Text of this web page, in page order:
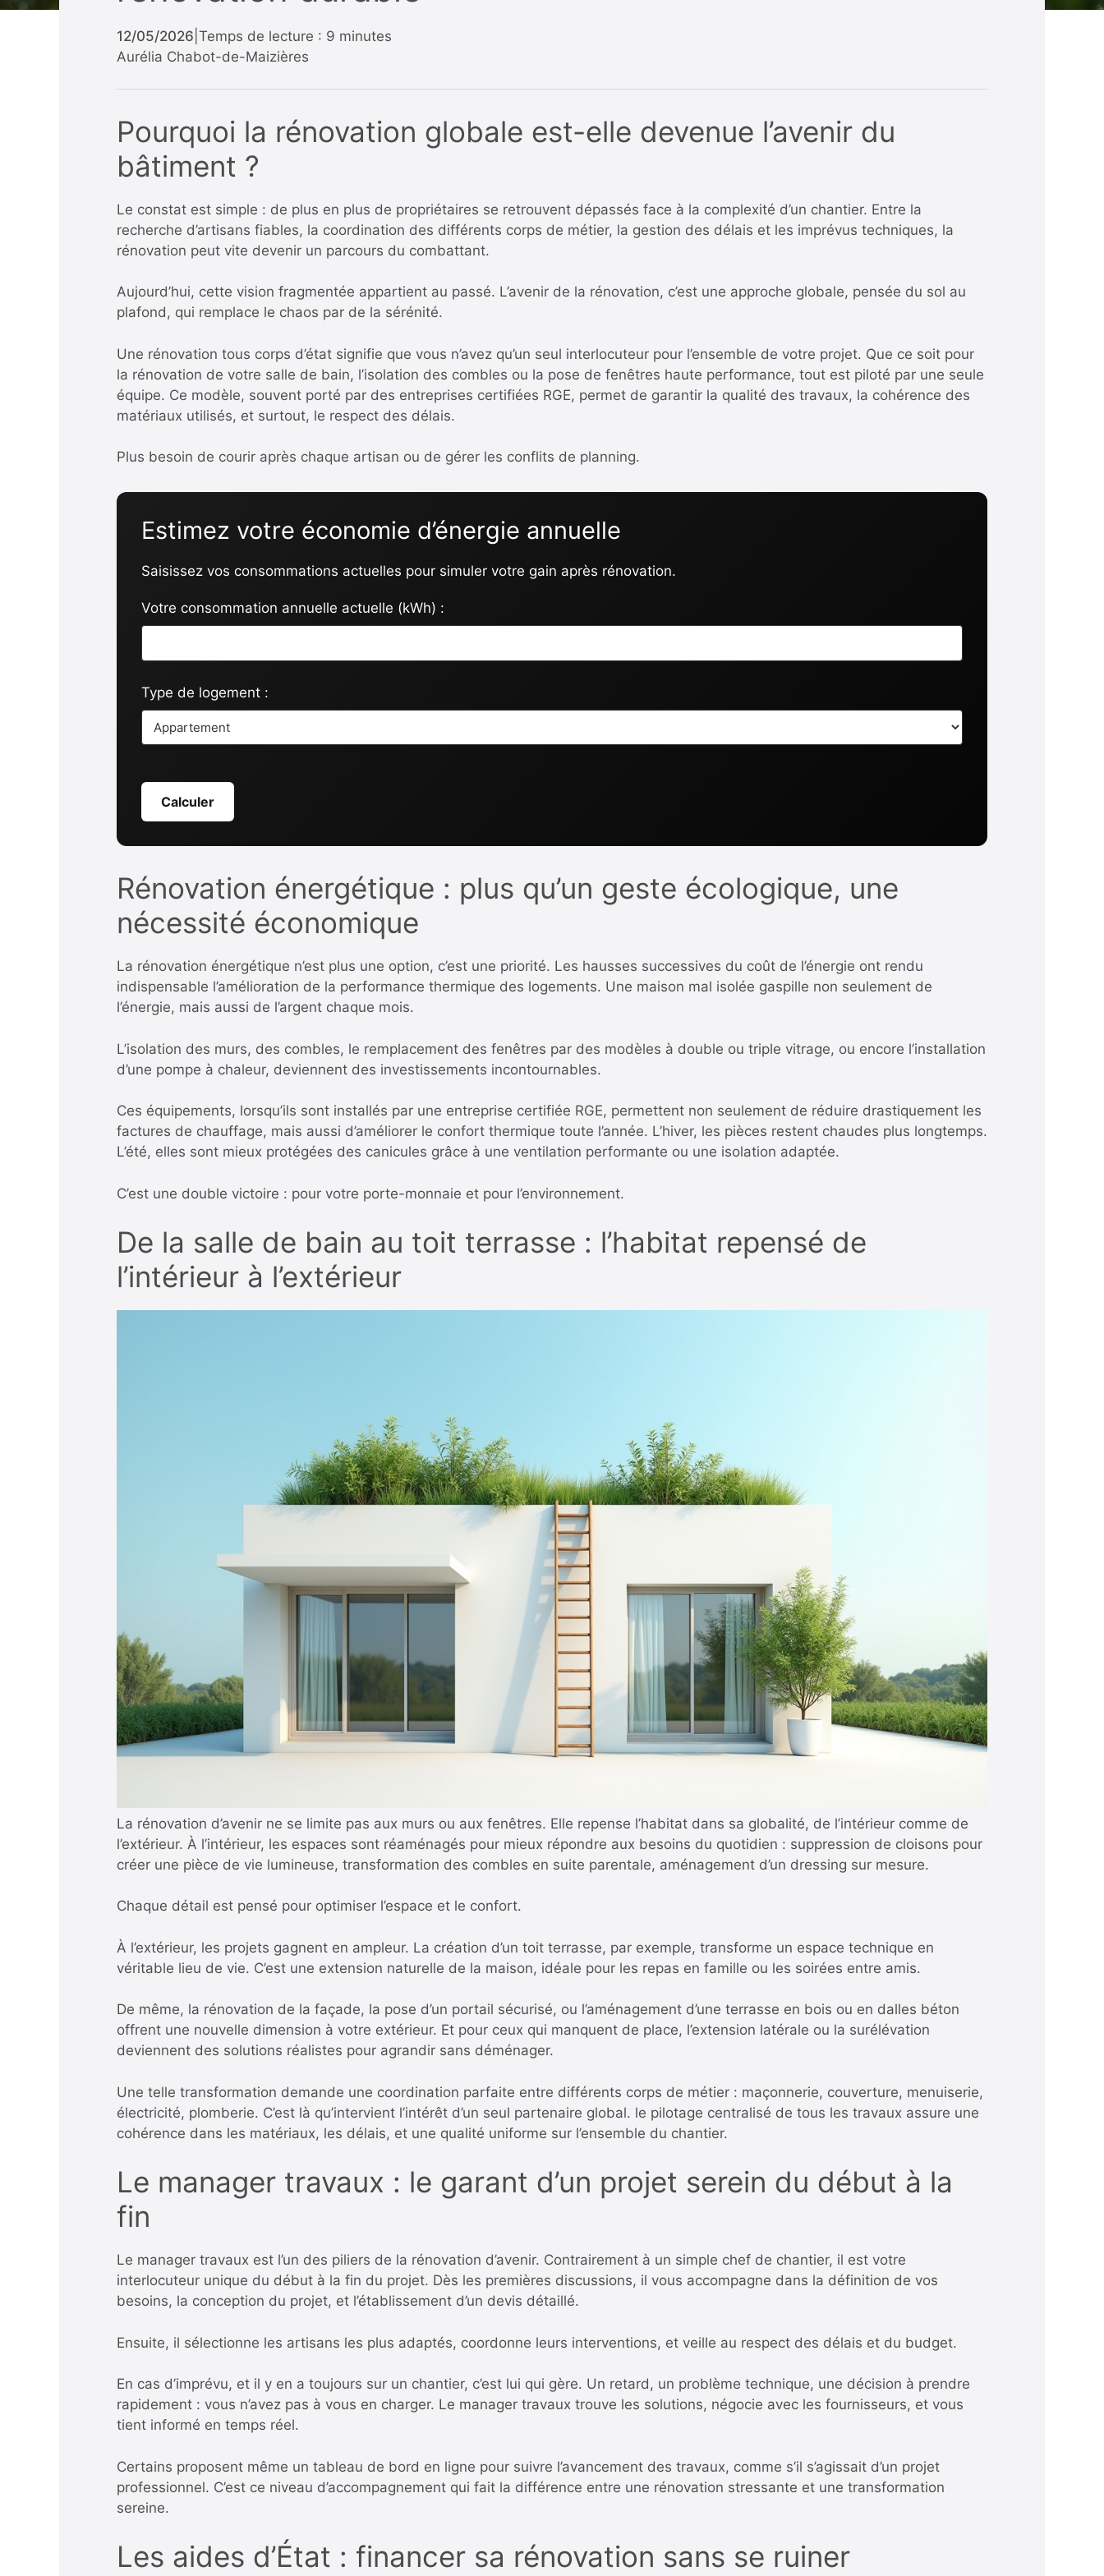
12/05/2026 Temps de lecture : 9 minutes
Aurélia Chabot-de-Maizières
Pourquoi la rénovation globale est-elle devenue l’avenir du
bâtiment ?
Le constat est simple : de plus en plus de propriétaires se retrouvent dépassés face à la complexité d’un chantier. Entre la
recherche d’artisans fiables, la coordination des différents corps de métier, la gestion des délais et les imprévus techniques, la
rénovation peut vite devenir un parcours du combattant.
Aujourd’hui, cette vision fragmentée appartient au passé. L’avenir de la rénovation, c’est une approche globale, pensée du sol au
plafond, qui remplace le chaos par de la sérénité.
Une rénovation tous corps d’état signifie que vous n’avez qu’un seul interlocuteur pour l’ensemble de votre projet. Que ce soit pour
la rénovation de votre salle de bain, l’isolation des combles ou la pose de fenêtres haute performance, tout est piloté par une seule
équipe. Ce modèle, souvent porté par des entreprises certifiées RGE, permet de garantir la qualité des travaux, la cohérence des
matériaux utilisés, et surtout, le respect des délais.
Plus besoin de courir après chaque artisan ou de gérer les conflits de planning.
Estimez votre économie d’énergie annuelle
Saisissez vos consommations actuelles pour simuler votre gain après rénovation.
Votre consommation annuelle actuelle (kWh) :
Type de logement :
Calculer
Rénovation énergétique : plus qu’un geste écologique, une
nécessité économique
La rénovation énergétique n’est plus une option, c’est une priorité. Les hausses successives du coût de l’énergie ont rendu
indispensable l’amélioration de la performance thermique des logements. Une maison mal isolée gaspille non seulement de
l’énergie, mais aussi de l’argent chaque mois.
L’isolation des murs, des combles, le remplacement des fenêtres par des modèles à double ou triple vitrage, ou encore l’installation
d’une pompe à chaleur, deviennent des investissements incontournables.
Ces équipements, lorsqu’ils sont installés par une entreprise certifiée RGE, permettent non seulement de réduire drastiquement les
factures de chauffage, mais aussi d’améliorer le confort thermique toute l’année. L’hiver, les pièces restent chaudes plus longtemps.
L’été, elles sont mieux protégées des canicules grâce à une ventilation performante ou une isolation adaptée.
C’est une double victoire : pour votre porte-monnaie et pour l’environnement.
De la salle de bain au toit terrasse : l’habitat repensé de
l’intérieur à l’extérieur
La rénovation d’avenir ne se limite pas aux murs ou aux fenêtres. Elle repense l’habitat dans sa globalité, de l’intérieur comme de
l’extérieur. À l’intérieur, les espaces sont réaménagés pour mieux répondre aux besoins du quotidien : suppression de cloisons pour
créer une pièce de vie lumineuse, transformation des combles en suite parentale, aménagement d’un dressing sur mesure.
Chaque détail est pensé pour optimiser l’espace et le confort.
À l’extérieur, les projets gagnent en ampleur. La création d’un toit terrasse, par exemple, transforme un espace technique en
véritable lieu de vie. C’est une extension naturelle de la maison, idéale pour les repas en famille ou les soirées entre amis.
De même, la rénovation de la façade, la pose d’un portail sécurisé, ou l’aménagement d’une terrasse en bois ou en dalles béton
offrent une nouvelle dimension à votre extérieur. Et pour ceux qui manquent de place, l’extension latérale ou la surélévation
deviennent des solutions réalistes pour agrandir sans déménager.
Une telle transformation demande une coordination parfaite entre différents corps de métier : maçonnerie, couverture, menuiserie,
électricité, plomberie. C’est là qu’intervient l’intérêt d’un seul partenaire global. le pilotage centralisé de tous les travaux assure une
cohérence dans les matériaux, les délais, et une qualité uniforme sur l’ensemble du chantier.
Le manager travaux : le garant d’un projet serein du début à la
fin
Le manager travaux est l’un des piliers de la rénovation d’avenir. Contrairement à un simple chef de chantier, il est votre
interlocuteur unique du début à la fin du projet. Dès les premières discussions, il vous accompagne dans la définition de vos
besoins, la conception du projet, et l’établissement d’un devis détaillé.
Ensuite, il sélectionne les artisans les plus adaptés, coordonne leurs interventions, et veille au respect des délais et du budget.
En cas d’imprévu, et il y en a toujours sur un chantier, c’est lui qui gère. Un retard, un problème technique, une décision à prendre
rapidement : vous n’avez pas à vous en charger. Le manager travaux trouve les solutions, négocie avec les fournisseurs, et vous
tient informé en temps réel.
Certains proposent même un tableau de bord en ligne pour suivre l’avancement des travaux, comme s’il s’agissait d’un projet
professionnel. C’est ce niveau d’accompagnement qui fait la différence entre une rénovation stressante et une transformation
sereine.
Les aides d’État : financer sa rénovation sans se ruiner